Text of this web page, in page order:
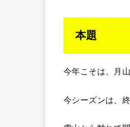
本題
今年こそは、月
今シーズンは、